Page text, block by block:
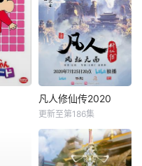
凡人修仙传2020
更新至第186集